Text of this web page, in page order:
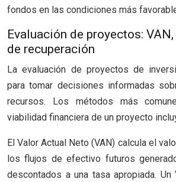
fondos en las condiciones más
Evaluación de proyectos:
de recuperación
La evaluación de proyectos de
para tomar decisiones informadas
recursos. Los métodos más
viabilidad financiera de un proyecto
El Valor Actual Neto (VAN) calcula el
los flujos de efectivo futuros
descontados a una tasa apropiada.